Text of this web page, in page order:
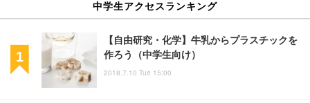
中学生アクセスランキング
【自由研究・化学】牛乳からプラスチックを
作ろう（中学生向け）
2018.7.10 Tue 15:00